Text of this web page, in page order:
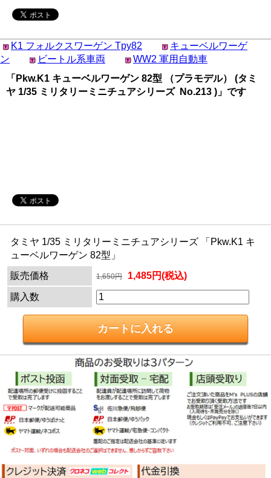
K1 フォルクスワーゲン Tpy82
キューベルワーゲ
ン
ビートル系車両
WW2 軍用自動車
「Pkw.K1 キューベルワーゲン 82型 （プラモデル） (タミ
ヤ 1/35 ミリタリーミニチュアシリーズ No.213 )」です
タミヤ 1/35 ミリタリーミニチュアシリーズ 「Pkw.K1 キ
ューベルワーゲン 82型」
販売価格
1,650円 1,485円(税込)
購入数